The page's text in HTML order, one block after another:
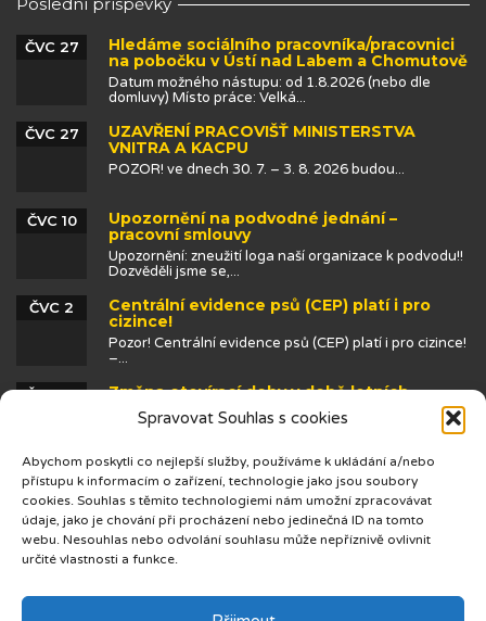
Spravovat Souhlas s cookies
Abychom poskytli co nejlepší služby, používáme k ukládání a/nebo
přístupu k informacím o zařízení, technologie jako jsou soubory
cookies. Souhlas s těmito technologiemi nám umožní zpracovávat
údaje, jako je chování při procházení nebo jedinečná ID na tomto
webu. Nesouhlas nebo odvolání souhlasu může nepříznivě ovlivnit
určité vlastnosti a funkce.
Hledáme sociálního pracovníka/pracovnici
na pobočku v Ústí nad Labem a Chomutově
ČVC 27
Datum možného nástupu: od 1.8.2026 (nebo dle
domluvy) Místo práce: Velká...
UZAVŘENÍ PRACOVIŠŤ MINISTERSTVA
VNITRA A KACPU
ČVC 27
POZOR! ve dnech 30. 7. – 3. 8. 2026 budou...
Upozornění na podvodné jednání –
pracovní smlouvy
ČVC 10
Upozornění: zneužití loga naší organizace k podvodu!!
Dozvěděli jsme se,...
Centrální evidence psů (CEP) platí i pro
cizince!
ČVC 2
Pozor! Centrální evidence psů (CEP) platí i pro cizince!
–...
Změna otevírací doby v době letních
prázdnin
ČVN 25